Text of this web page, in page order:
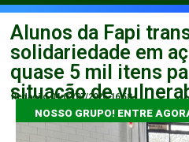
Alunos da Fapi
solidariedade em
quase 5 mil itens
situação de
Redação 04 02/07/2026 16:58
NOSSO GRUPO! ENTRE